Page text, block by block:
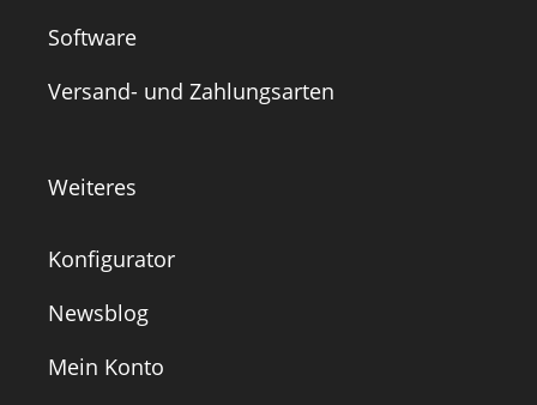
Software
Versand- und Zahlungsarten
Weiteres
Konfigurator
Newsblog
Mein Konto